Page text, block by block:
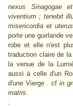
nexus Sinagogae
viventium ; tenebit
misericordia et
porte une guirlande
robe et elle n'est
traduction claire de
la venue de la
aussi à celle d'un
d'une Vierge . cf in
matris.
.